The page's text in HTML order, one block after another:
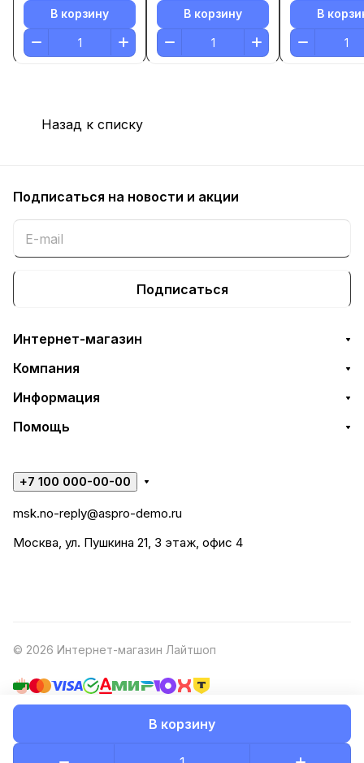
В корзину
В корзину В корзину В
Назад к списку
Подписаться на новости и акции
Подписаться
Интернет-магазин
Компания
Информация
Помощь
+7 100 000-00-00
msk.no-reply@aspro-demo.ru
Москва, ул. Пушкина 21, 3 этаж, офис 4
© 2026 Интернет-магазин Лайтшоп
Оферта